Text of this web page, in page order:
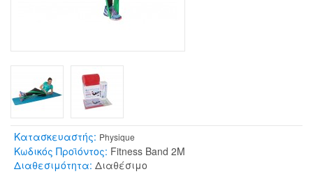
Κατασκευαστής: Physique
Κωδικός Προϊόντος: Fitness Band 2M
Διαθεσιμότητα: Διαθέσιμο